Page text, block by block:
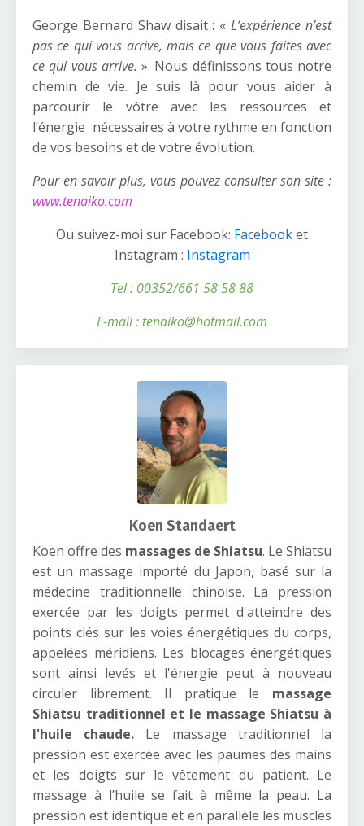
George Bernard Shaw disait : «L’expérience n’est
pas ce qui vous arrive, mais ce que vous faites avec
ce qui vous arrive. ». Nous définissons tous notre
chemin de vie. Je suis là pour vous aider à
parcourir le vôtre avec les ressources et
l’énergie nécessaires à votre rythme en fonction
de vos besoins et de votre évolution.
Pour en savoir plus, vous pouvez consulter son site :
www.tenaiko.com
Ou suivez-moi sur Facebook: Facebooket
Instagram : Instagram
Tel : 00352/661 58 58 88
E-mail : tenaiko@hotmail.com
Koen Standaert
Koen offre des massages de Shiatsu. Le Shiatsu
est un massage importé du Japon, basé sur la
médecine traditionnelle chinoise. La pression
exercée par les doigts permet d'atteindre des
points clés sur les voies énergétiques du corps,
appelées méridiens. Les blocages énergétiques
sont ainsi levés et l'énergie peut à nouveau
circuler librement. Il pratique le massage
Shiatsu traditionnel et le massage Shiatsu à
l'huile chaude. Le massage traditionnel la
pression est exercée avec les paumes des mains
et les doigts sur le vêtement du patient. Le
massage à l’huile se fait à même la peau. La
pression est identique et en parallèle les muscles